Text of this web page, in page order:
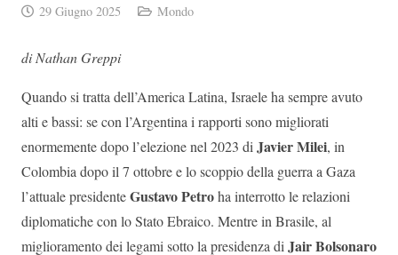
29 Giugno 2025 Mondo
di Nathan Greppi
Quando si tratta dell’America Latina, Israele ha sempre avuto
alti e bassi: se con l’Argentina i rapporti sono migliorati
enormemente dopo l’elezione nel 2023 diJavier Milei, in
Colombia dopo il 7 ottobre e lo scoppio della guerra a Gaza
l’attuale presidenteGustavo Petroha interrotto le relazioni
diplomatiche con lo Stato Ebraico. Mentre in Brasile, al
miglioramento dei legami sotto la presidenza diJair Bolsonaro